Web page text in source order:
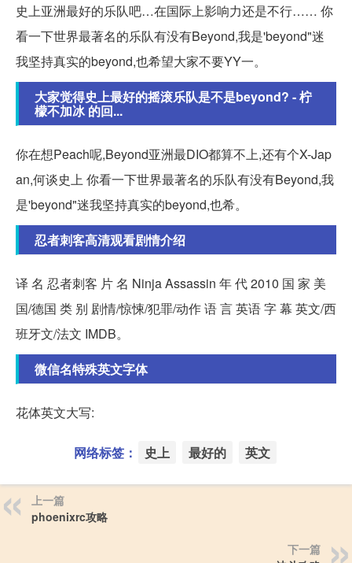
史上亚洲最好的乐队吧…在国际上影响力还是不行…… 你
看一下世界最著名的乐队有没有Beyond,我是'beyond"迷
我坚持真实的beyond,也希望大家不要YY一。
大家觉得史上最好的摇滚乐队是不是beyond? - 柠
檬不加冰 的回...
你在想Peach呢,Beyond亚洲最DIO都算不上,还有个X-Jap
an,何谈史上 你看一下世界最著名的乐队有没有Beyond,我
是'beyond"迷我坚持真实的beyond,也希。
忍者刺客高清观看剧情介绍
译 名 忍者刺客 片 名 Ninja Assassin 年 代 2010 国 家 美
国/德国 类 别 剧情/惊悚/犯罪/动作 语 言 英语 字 幕 英文/西
班牙文/法文 IMDB。
微信名特殊英文字体
花体英文大写:
网络标签： 史上 最好的 英文
上一篇
phoenixrc攻略
下一篇